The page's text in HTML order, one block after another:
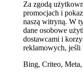
Za zgodą
promocjach i
naszą witryną. W
dane osobowe
dostawcami i
reklamowych, jeśli
Bing, Criteo,